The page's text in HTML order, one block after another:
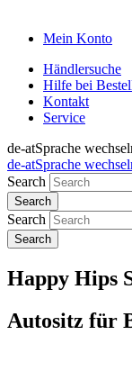
Mein Konto
Händlersuche
Hilfe bei
Kontakt
Service
de-atSprache
de-atSprache
Search
Search
Happy Hips
Autositz für